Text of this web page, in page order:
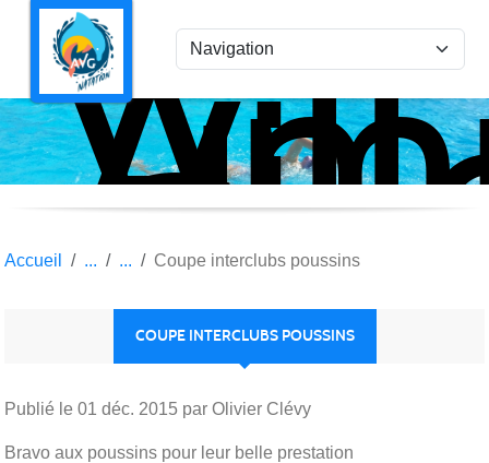
la
Accueil Coupe interclubs poussins
COUPE INTERCLUBS POUSSINS
Publié le 01 déc. 2015 par Olivier Clévy
Bravo aux poussins pour leur belle prestation
Panneau de gestion des cookies